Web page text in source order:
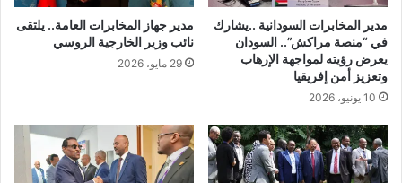
مدير المخابرات السودانية ..يشارك
في “منصة مراكش”.. السودان
يعرض رؤيته لمواجهة الإرهاب
وتعزيز أمن إفريقيا
10 يونيو، 2026
مدير جهاز المخابرات العامة.. يلتقى
نائب وزير الخارجية الروسي
29 مايو، 2026